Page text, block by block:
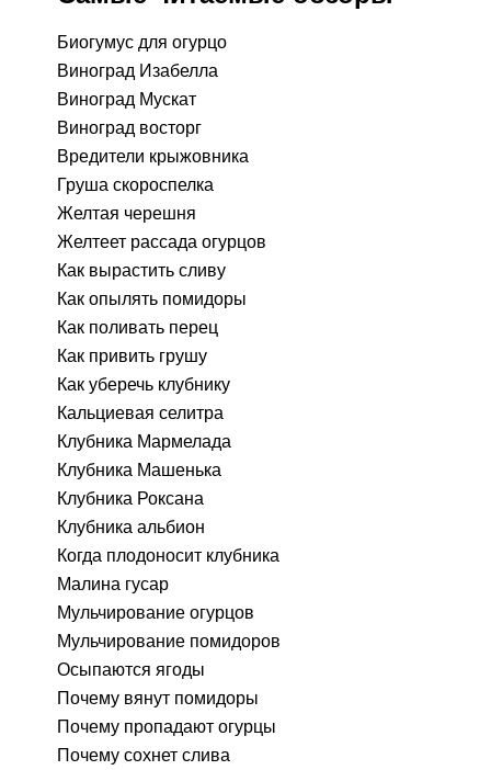
Биогумус для огурцо
Виноград Изабелла
Виноград Мускат
Виноград восторг
Вредители крыжовника
Груша скороспелка
Желтая черешня
Желтеет рассада огурцов
Как вырастить сливу
Как опылять помидоры
Как поливать перец
Как привить грушу
Как уберечь клубнику
Кальциевая селитра
Клубника Мармелада
Клубника Машенька
Клубника Роксана
Клубника альбион
Когда плодоносит клубника
Малина гусар
Мульчирование огурцов
Мульчирование помидоров
Осыпаются ягоды
Почему вянут помидоры
Почему пропадают огурцы
Почему сохнет слива